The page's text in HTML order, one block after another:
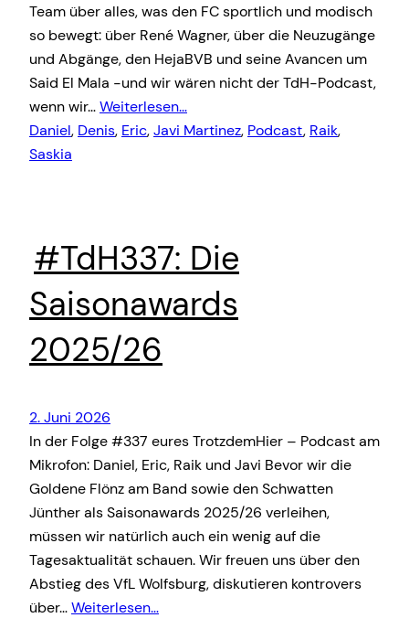
Team über alles, was den FC sportlich und modisch
so bewegt: über René Wagner, über die Neuzugänge
und Abgänge, den HejaBVB und seine Avancen um
Said El Mala -und wir wären nicht der TdH-Podcast,
wenn wir…Weiterlesen…
Daniel, Denis, Eric, Javi Martinez, Podcast, Raik
Saskia
#TdH337: Die
Saisonawards
2025/26
2. Juni 2026
In der Folge #337 eures TrotzdemHier – Podcast am
Mikrofon: Daniel, Eric, Raik und Javi Bevor wir die
Goldene Flönz am Band sowie den Schwatten
Jünther als Saisonawards 2025/26 verleihen,
müssen wir natürlich auch ein wenig auf die
Tagesaktualität schauen. Wir freuen uns über den
Abstieg des VfL Wolfsburg, diskutieren kontrovers
über…Weiterlesen…